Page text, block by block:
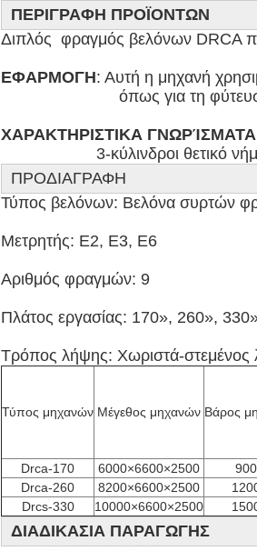
ΠΕΡΙΓΡΑΦΗ ΠΡΟΪΟΝΤΩΝ
Διπλός  φραγμός βελόνων DRCA
ΕΦΑΡΜΟΓΗ: Αυτή η μηχανή
όπως για τη
ΧΑΡΑΚΤΗΡΙΣΤΙΚΑ ΓΝΩΡΊΣΜΑΤΑ
3-κύλινδροι
ΠΡΟΔΙΑΓΡΑΦΗ
Τύπος βελόνων: Βελόνα συρτών
Μετρητής: E2, E3, E6
Αριθμός φραγμών: 9
Πλάτος εργασίας: 170», 260»,
Τρόπος λήψης: Χωριστά-στεμένος
Τύπος μηχανών Μέγεθος μηχανών Βάρος
Drca-170
6000×6600×2500
Drca-260
8200×6600×2500
Drcs-330
10000×6600×2500
ΔΙΑΔΙΚΑΣΙΑ ΠΑΡΑΓΩΓΗΣ